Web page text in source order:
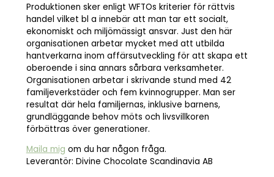
Produktionen sker enligt WFTOs kriterier för rättvis
handel vilket bl a innebär att man tar ett socialt,
ekonomiskt och miljömässigt ansvar. Just den här
organisationen arbetar mycket med att utbilda
hantverkarna inom affärsutveckling för att skapa ett
oberoende i sina annars sårbara verksamheter.
Organisationen arbetar i skrivande stund med 42
familjeverkstäder och fem kvinnogrupper. Man ser
resultat där hela familjernas, inklusive barnens,
grundläggande behov möts och livsvillkoren
förbättras över generationer.
Maila mig om du har någon fråga.
Leverantör: Divine Chocolate Scandinavia AB